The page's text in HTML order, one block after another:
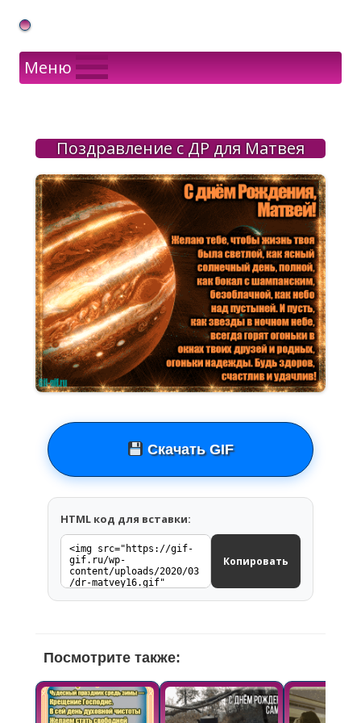
Gif Открытки в подарок
Меню
Поздравление с ДР для Матвея
Скачать GIF
HTML код для вставки:
Копировать
Посмотрите также: